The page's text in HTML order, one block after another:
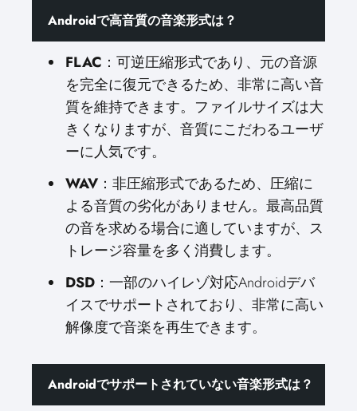
Androidで高音質の音楽形式は？
FLAC ：可逆圧縮形式であり、元の音源
を完全に復元できるため、非常に高い音
質を維持できます。ファイルサイズは大
きくなりますが、音質にこだわるユーザ
ーに人気です。
WAV ：非圧縮形式であるため、圧縮に
よる音質の劣化がありません。最高品質
の音を求める場合に適していますが、ス
トレージ容量を多く消費します。
DSD ：一部のハイレゾ対応Androidデバ
イスでサポートされており、非常に高い
解像度で音楽を再生できます。
Androidでサポートされていない音楽形式は？